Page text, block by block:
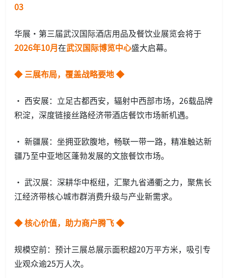
03
华展·第三届武汉国际酒店用品及餐饮业展览会将于
2026年10月在武汉国际博览中心盛大启幕。
◆ 三展布局，覆盖战略要地 ◆
• 西安展：立足古都西安，辐射中西部市场，26载品牌
积淀，深度链接丝路经济带酒店餐饮市场新机遇。
• 新疆展：坐拥亚欧腹地，畅联一带一路，精准触达新
疆乃至中亚地区蓬勃发展的文旅餐饮市场。
• 武汉展：深耕华中枢纽，汇聚九省通衢之力，聚焦长
江经济带核心城市群消费升级与产业新需求。
◆ 核心价值，助力商户腾飞 ◆
规模空前：预计三展总展示面积超20万平方米，吸引专
业观众逾25万人次。